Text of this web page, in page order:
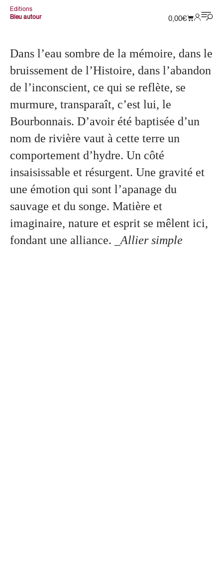
Editions
Bleu autour
0,00€
Dans l’eau sombre de la mémoire, dans le
bruissement de l’Histoire, dans l’abandon
de l’inconscient, ce qui se reflète, se
murmure, transparaît, c’est lui, le
Bourbonnais. D’avoir été baptisée d’un
nom de rivière vaut à cette terre un
comportement d’hydre. Un côté
insaisissable et résurgent. Une gravité et
une émotion qui sont l’apanage du
sauvage et du songe. Matière et
imaginaire, nature et esprit se mêlent ici,
fondant une alliance.
_Allier simple